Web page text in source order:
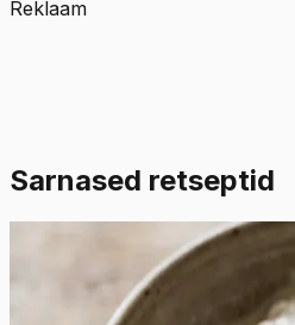
Reklaam
Sarnased retseptid
Hinnang:(2)
Šašlõkimarinaad jogurtiga